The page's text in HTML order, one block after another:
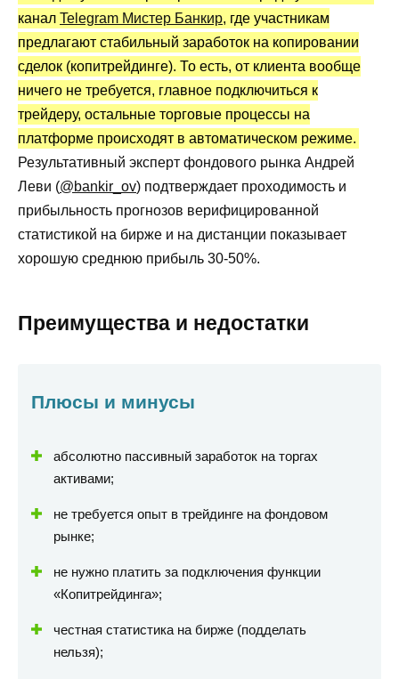
правдивые отзывы
Какие можно сделать выводы по проекту?
канал Telegram Мистер Банкир, где участникам
предлагают стабильный заработок на копировании
сделок (копитрейдинге). То есть, от клиента вообще
ничего не требуется, главное подключиться к
трейдеру, остальные торговые процессы на
платформе происходят в автоматическом режиме.
Результативный эксперт фондового рынка Андрей
Леви (@bankir_ov) подтверждает проходимость и
прибыльность прогнозов верифицированной
статистикой на бирже и на дистанции показывает
хорошую среднюю прибыль 30-50%.
Преимущества и недостатки
Плюсы и минусы
абсолютно пассивный заработок на торгах
активами;
не требуется опыт в трейдинге на фондовом
рынке;
не нужно платить за подключения функции
«Копитрейдинга»;
честная статистика на бирже (подделать
нельзя);